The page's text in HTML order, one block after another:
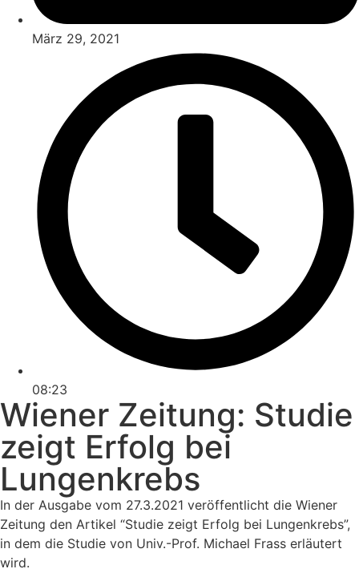
März 29, 2021
08:23
Wiener Zeitung: Studie
zeigt Erfolg bei
Lungenkrebs
In der Ausgabe vom 27.3.2021 veröffentlicht die Wiener
Zeitung den Artikel “Studie zeigt Erfolg bei Lungenkrebs”,
in dem die Studie von Univ.-Prof. Michael Frass erläutert
wird.